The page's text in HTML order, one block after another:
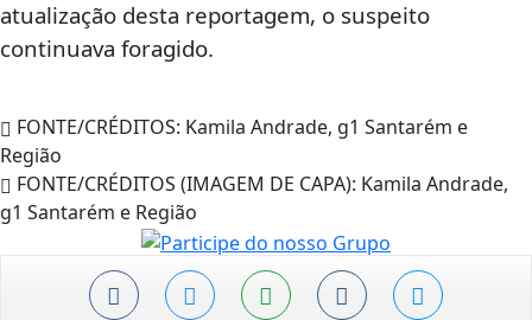
atualização desta reportagem, o suspeito
continuava foragido.
FONTE/CRÉDITOS: Kamila Andrade, g1 Santarém e
Região
FONTE/CRÉDITOS (IMAGEM DE CAPA): Kamila Andrade,
g1 Santarém e Região